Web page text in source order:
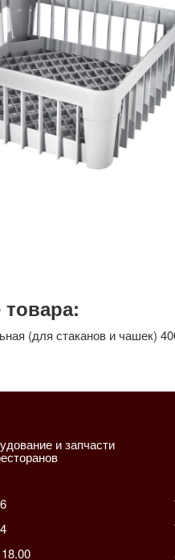
(для стаканов и чашек)
и запчасти